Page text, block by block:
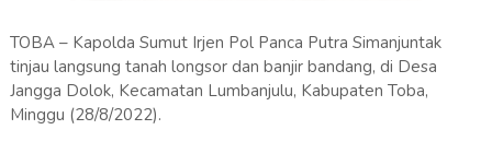
TOBA – Kapolda Sumut Irjen Pol Panca Putra Simanjuntak
tinjau langsung tanah longsor dan banjir bandang, di Desa
Jangga Dolok, Kecamatan Lumbanjulu, Kabupaten Toba,
Minggu (28/8/2022).